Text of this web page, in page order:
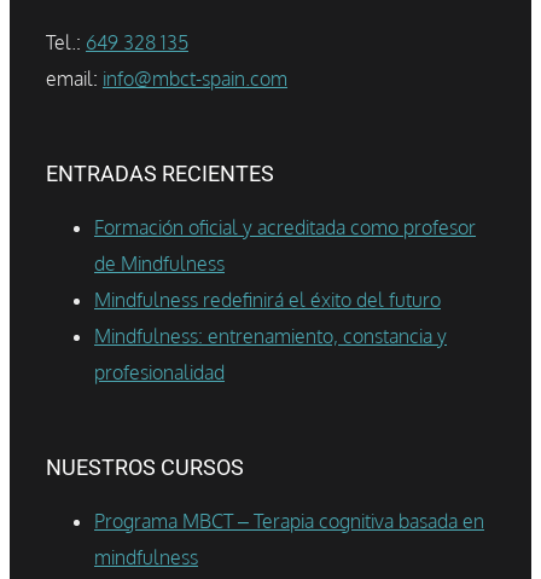
Tel.: 649 328 135
email: info@mbct-spain.com
ENTRADAS RECIENTES
Formación oficial y acreditada como profesor
de Mindfulness
Mindfulness redefinirá el éxito del futuro
Mindfulness: entrenamiento, constancia y
profesionalidad
NUESTROS CURSOS
Programa MBCT – Terapia cognitiva basada en
mindfulness